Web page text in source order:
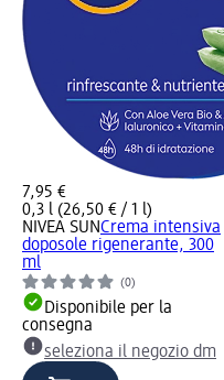
7,95 €
0,3 l (26,50 € / 1 l)
NIVEA SUNCrema intensiva
doposole rigenerante, 300
ml
(0)
Disponibile per la
consegna
seleziona il negozio dm